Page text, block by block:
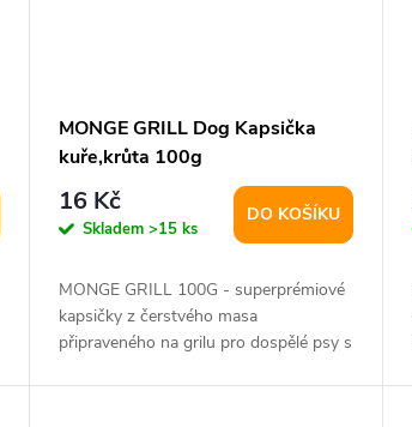
MONGE GRILL Dog Kapsička
kuře,krůta 100g
16 Kč
Skladem>15 ks
DO KOŠÍKU
MONGE GRILL 100G - superprémiové
kapsičky z čerstvého masa
připraveného na grilu pro dospělé psy s